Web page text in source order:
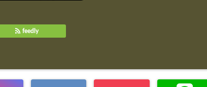
feedly